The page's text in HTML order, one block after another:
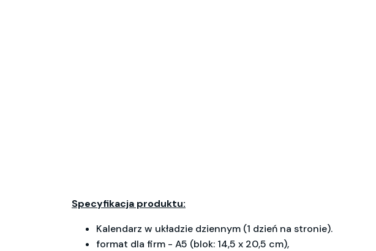
Specyfikacja produktu:
Kalendarz w układzie dziennym (1 dzień na stronie).
format dla firm - A5 (blok: 14,5 x 20,5 cm),